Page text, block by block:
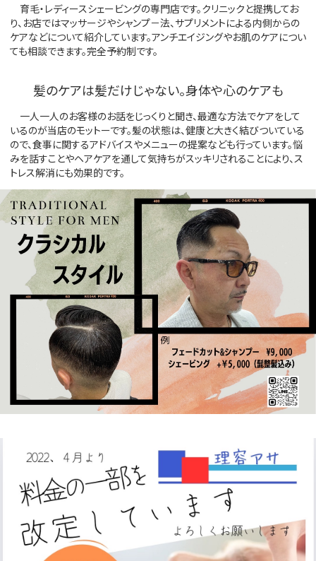
育毛・レディースシェービングの専門店です。クリニックと提携してお
り、お店ではマッサージやシャンプ－法、サプリメントによる内側からの
ケアなどについて紹介しています。アンチエイジングやお肌のケアについ
ても相談できます。完全予約制です。
髪のケアは髪だけじゃない。身体や心のケアも
一人一人のお客様のお話をじっくりと聞き、最適な方法でケアをして
いるのが当店のモットーです。髪の状態は、健康と大きく結びついている
ので、食事に関するアドバイスやメニューの提案なども行っています。悩
みを話すことやヘアケアを通して気持ちがスッキリされることにより、ス
トレス解消にも効果的です。